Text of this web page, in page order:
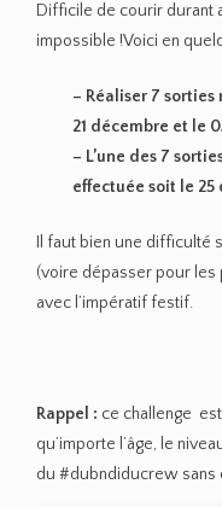
Difficile de courir durant
impossible !Voici en
– Réaliser 7
21 décembre et le
– L’une des 7
effectuée soit le 25
Il faut bien une difficulté
(voire dépasser pour les
avec l’impératif festif.
Rappel : ce challenge
qu’importe l’âge, le
du #dubndiducrew sans